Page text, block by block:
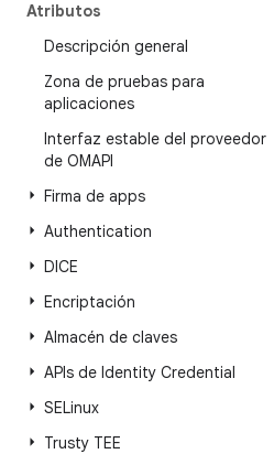
Atributos
Descripción general
Zona de pruebas para
aplicaciones
Interfaz estable del proveedor
de OMAPI
Firma de apps
Authentication
DICE
Encriptación
Almacén de claves
APIs de Identity Credential
SELinux
Trusty TEE